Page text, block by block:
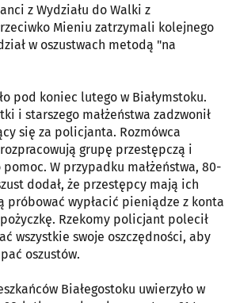
z Wydziału do Walki z
Mieniu zatrzymali kolejnego
w oszustwach metodą "na
pod koniec lutego w Białymstoku.
i starszego małżeństwa zadzwonił
się za policjanta. Rozmówca
grupę przestępczą i
W przypadku małżeństwa, 80-
dodał, że przestępcy mają ich
próbować wypłacić pieniądze z konta
Rzekomy policjant polecił
wszystkie swoje oszczędności, aby
oszustów.
Białegostoku uwierzyło w